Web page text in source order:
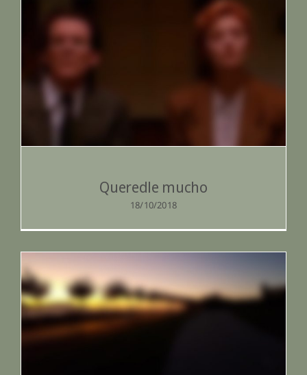
Queredle mucho
Queredle mucho
18/10/2018